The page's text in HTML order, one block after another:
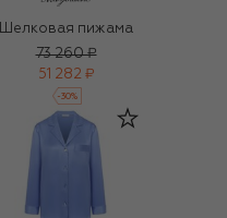
Шелковая пижама
73 260 ₽
51 282 ₽
-30%